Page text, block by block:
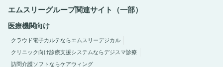
エムスリーグループ関連サイト（一部）
医療機関向け
クラウド電子カルテならエムスリーデジカル
クリニック向け診療支援システムならデジスマ診療
訪問介護ソフトならケアウィング